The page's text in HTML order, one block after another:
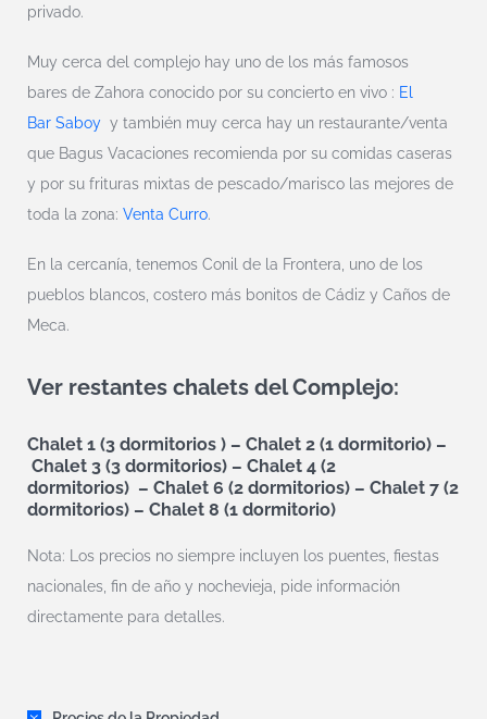
privado.
Muy cerca del complejo hay uno de los más famosos
bares de Zahora conocido por su concierto en vivo : El
Bar Saboy y también muy cerca hay un restaurante/venta
que Bagus Vacaciones recomienda por su comidas caseras
y por su frituras mixtas de pescado/marisco las mejores de
toda la zona: Venta Curro.
En la cercanía, tenemos Conil de la Frontera, uno de los
pueblos blancos, costero más bonitos de Cádiz y Caños de
Meca.
Ver restantes chalets del Complejo:
Chalet 1 (3 dormitorios ) – Chalet 2 (1 dormitorio) –
Chalet 3 (3 dormitorios) – Chalet 4 (2
dormitorios) – Chalet 6 (2 dormitorios) – Chalet 7 (2
dormitorios) – Chalet 8 (1 dormitorio)
Nota: Los precios no siempre incluyen los puentes, fiestas
nacionales, fin de año y nochevieja, pide información
directamente para detalles.